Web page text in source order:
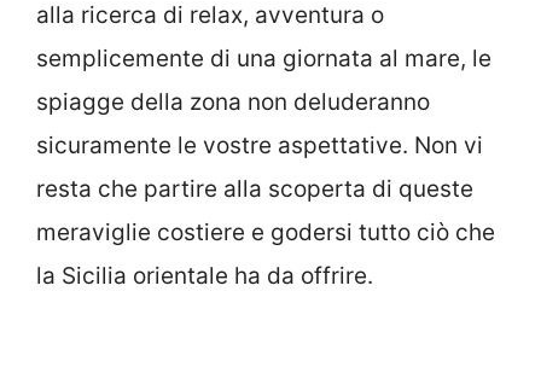
alla ricerca di relax, avventura o
semplicemente di una giornata al mare, le
spiagge della zona non deluderanno
sicuramente le vostre aspettative. Non vi
resta che partire alla scoperta di queste
meraviglie costiere e godersi tutto ciò che
la Sicilia orientale ha da offrire.